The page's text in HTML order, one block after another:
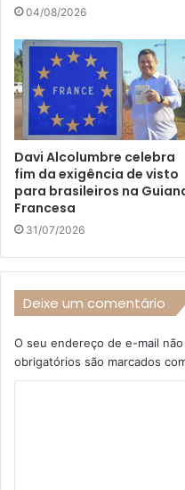
04/08/2026
Davi Alcolumbre celebra
fim da exigência de visto
para brasileiros na
Francesa
31/07/2026
Deixe um comentário
O seu endereço de e-mail
obrigatórios são marcados